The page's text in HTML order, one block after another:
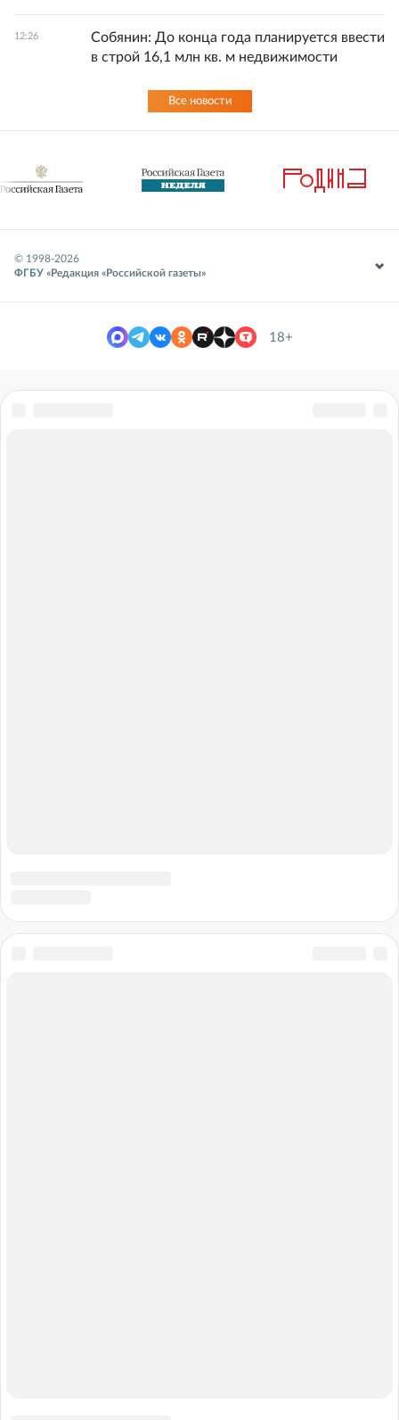
12:26
Собянин: До конца года планируется ввести
в строй 16,1 млн кв. м недвижимости
Все новости
© 1998-2026
ФГБУ «Редакция «Российской газеты»
18+